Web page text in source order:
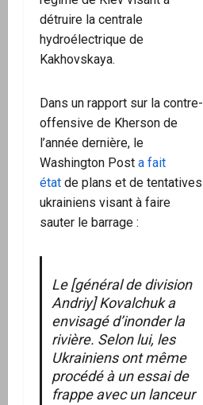
détruire la centrale
hydroélectrique de
Kakhovskaya.
Dans un rapport sur la contre-
offensive de Kherson de
l’année dernière, le
Washington Post a fait
état de plans et de tentatives
ukrainiens visant à faire
sauter le barrage :
Le [général de division
Andriy] Kovalchuk a
envisagé d’inonder la
rivière. Selon lui, les
Ukrainiens ont même
procédé à un essai de
frappe avec un lanceur